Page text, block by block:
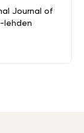
Journal of
lehden